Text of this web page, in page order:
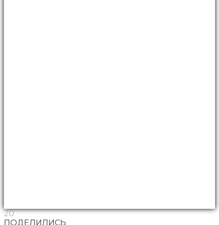
20
ПОДЕЛИЛИСЬ